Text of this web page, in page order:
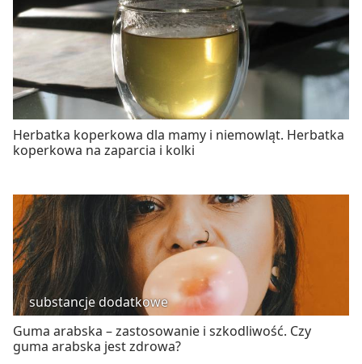
Herbatka koperkowa dla mamy i niemowląt. Herbatka
koperkowa na zaparcia i kolki
substancje dodatkowe
Guma arabska – zastosowanie i szkodliwość. Czy
guma arabska jest zdrowa?